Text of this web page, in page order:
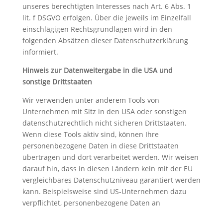
unseres berechtigten Interesses nach Art. 6 Abs. 1
lit. f DSGVO erfolgen. Über die jeweils im Einzelfall
einschlägigen Rechtsgrundlagen wird in den
folgenden Absätzen dieser Datenschutzerklärung
informiert.
Hinweis zur Datenweitergabe in die USA und
sonstige Drittstaaten
Wir verwenden unter anderem Tools von
Unternehmen mit Sitz in den USA oder sonstigen
datenschutzrechtlich nicht sicheren Drittstaaten.
Wenn diese Tools aktiv sind, können Ihre
personenbezogene Daten in diese Drittstaaten
übertragen und dort verarbeitet werden. Wir weisen
darauf hin, dass in diesen Ländern kein mit der EU
vergleichbares Datenschutzniveau garantiert werden
kann. Beispielsweise sind US-Unternehmen dazu
verpflichtet, personenbezogene Daten an